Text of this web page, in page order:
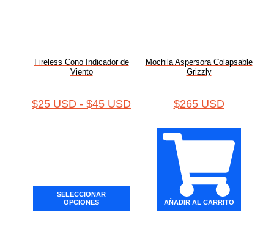
Fireless Cono Indicador de
Viento
$25 USD - $45 USD
SELECCIONAR
OPCIONES
Mochila Aspersora Colapsable
Grizzly
$265 USD
AÑADIR AL CARRITO